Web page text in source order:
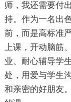
师，我还需要付
持。作为一名出
前，而是高标准
上课，开动脑筋
业、耐心辅导学
处，用爱与学生
和亲密的好朋友